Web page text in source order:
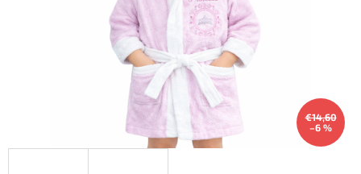
€14,60
–6 %